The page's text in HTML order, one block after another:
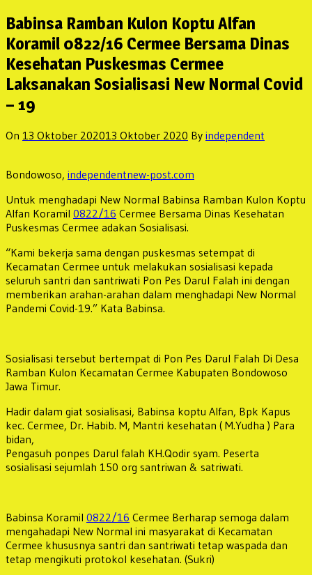
Babinsa Ramban Kulon Koptu Alfan
Koramil 0822/16 Cermee Bersama Dinas
Kesehatan Puskesmas Cermee
Laksanakan Sosialisasi New Normal Covid
– 19
On 13 Oktober 202013 Oktober 2020 By independent
Bondowoso, independentnew-post.com
Untuk menghadapi New Normal Babinsa Ramban Kulon Koptu
Alfan Koramil 0822/16 Cermee Bersama Dinas Kesehatan
Puskesmas Cermee adakan Sosialisasi.
“Kami bekerja sama dengan puskesmas setempat di
Kecamatan Cermee untuk melakukan sosialisasi kepada
seluruh santri dan santriwati Pon Pes Darul Falah ini dengan
memberikan arahan-arahan dalam menghadapi New Normal
Pandemi Covid-19.” Kata Babinsa.
Sosialisasi tersebut bertempat di Pon Pes Darul Falah Di Desa
Ramban Kulon Kecamatan Cermee Kabupaten Bondowoso
Jawa Timur.
Hadir dalam giat sosialisasi, Babinsa koptu Alfan, Bpk Kapus
kec. Cermee, Dr. Habib. M, Mantri kesehatan ( M.Yudha ) Para
bidan,
Pengasuh ponpes Darul falah KH.Qodir syam. Peserta
sosialisasi sejumlah 150 org santriwan & satriwati.
Babinsa Koramil 0822/16 Cermee Berharap semoga dalam
mengahadapi New Normal ini masyarakat di Kecamatan
Cermee khususnya santri dan santriwati tetap waspada dan
tetap mengikuti protokol kesehatan. (Sukri)